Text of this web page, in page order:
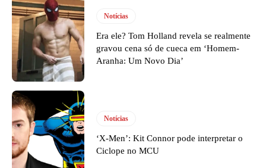
Notícias
Era ele? Tom Holland revela se realmente
gravou cena só de cueca em ‘Homem-
Aranha: Um Novo Dia’
Notícias
‘X-Men’: Kit Connor pode interpretar o
Ciclope no MCU